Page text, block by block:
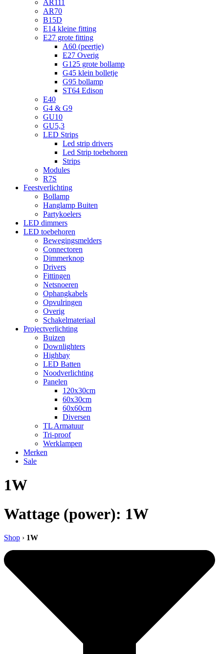
AR111
AR70
B15D
E14 kleine fitting
E27 grote fitting
A60 (peertje)
E27 Overig
G125 grote bollamp
G45 klein bolletje
G95 bollamp
ST64 Edison
E40
G4 & G9
GU10
GU5,3
LED Strips
Led strip drivers
Led Strip toebehoren
Strips
Modules
R7S
Feestverlichting
Bollamp
Hanglamp Buiten
Partykoelers
LED dimmers
LED toebehoren
Bewegingsmelders
Connectoren
Dimmerknop
Drivers
Fittingen
Netsnoeren
Ophangkabels
Opvulringen
Overig
Schakelmateriaal
Projectverlichting
Buizen
Downlighters
Highbay
LED Batten
Noodverlichting
Panelen
120x30cm
60x30cm
60x60cm
Diversen
TL Armatuur
Tri-proof
Werklampen
Merken
Sale
1W
Wattage (power): 1W
Shop › 1W